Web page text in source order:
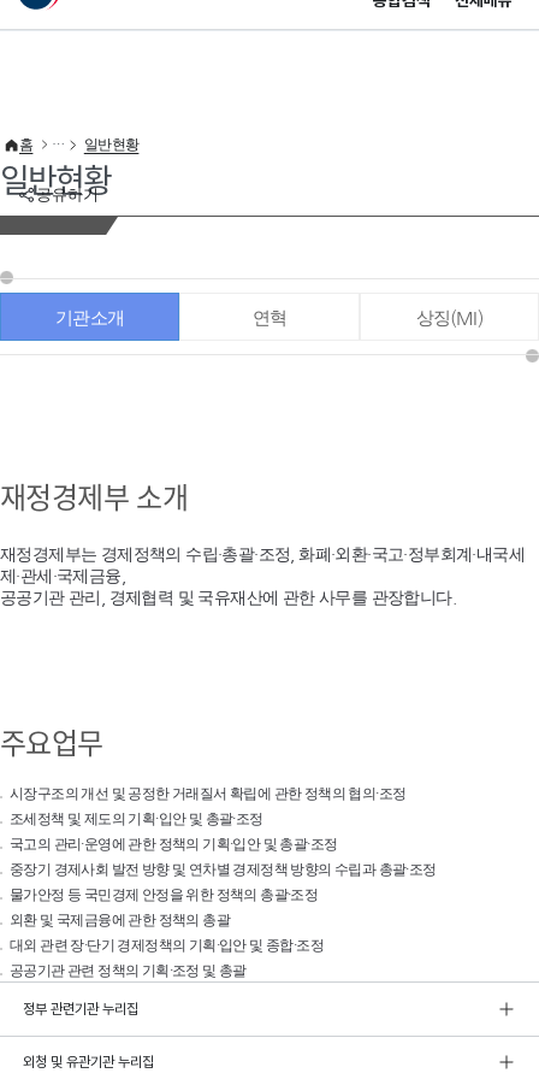
이 누리집은 대한민국 공식 전자정부 누리집입니다.
공유하기
홈 일반현황
일반현황
기관소개 연혁 상징(MI)
재정경제부 소개
재정경제부는 경제정책의 수립·총괄·조정, 화폐·외환·국고·정부회계·내국세
제·관세·국제금융,
공공기관 관리, 경제협력 및 국유재산에 관한 사무를 관장합니다.
주요업무
시장구조의 개선 및 공정한 거래질서 확립에 관한 정책의 협의·조정
조세정책 및 제도의 기획·입안 및 총괄·조정
국고의 관리·운영에 관한 정책의 기획·입안 및 총괄·조정
중장기 경제사회 발전 방향 및 연차별 경제정책 방향의 수립과 총괄·조정
물가안정 등 국민경제 안정을 위한 정책의 총괄·조정
외환 및 국제금융에 관한 정책의 총괄
대외 관련 장·단기 경제정책의 기획·입안 및 종합·조정
공공기관 관련 정책의 기획·조정 및 총괄
정부 관련기관 누리집
외청 및 유관기관 누리집